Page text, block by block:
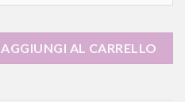
AGGIUNGI AL CARRELLO